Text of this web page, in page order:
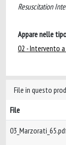
Resuscitation
Appare nelle
02 - Intervento
File in questo
File